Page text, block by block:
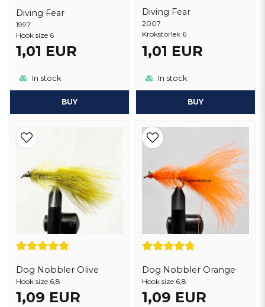
Diving Fear
1997
Hook size 6
1,01 EUR
In stock
BUY
Diving Fear
2007
Krokstorlek 6
1,01 EUR
In stock
BUY
Dog Nobbler Olive
Hook size 6,8
1,09 EUR
Dog Nobbler Orange
Hook size 6,8
1,09 EUR